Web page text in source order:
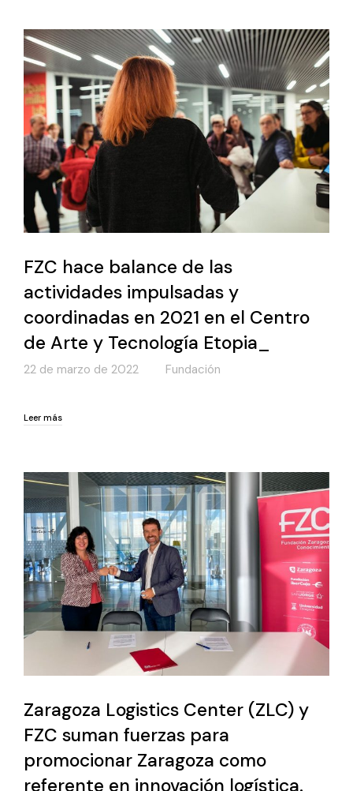
FZC hace balance de las
actividades impulsadas y
coordinadas en 2021 en el Centro
de Arte y Tecnología Etopia_
22 de marzo de 2022 Fundación
Leer más
Zaragoza Logistics Center (ZLC) y
FZC suman fuerzas para
promocionar Zaragoza como
referente en innovación logística.